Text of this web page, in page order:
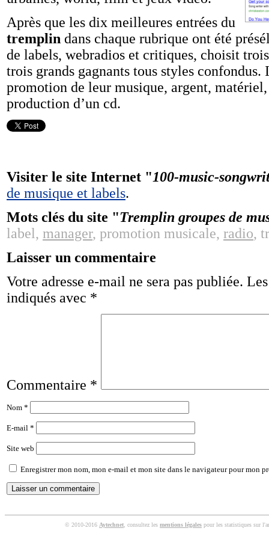
Après que les dix meilleures entrées du
tremplin dans chaque rubrique ont été
de labels, webradios et critiques, choisit
trois grands gagnants tous styles
promotion de leur musique, argent,
production d’un cd.
Visiter le site Internet "100-music-
de musique et labels.
Mots clés du site "Tremplin groupes de
label, manager, promotion musicale, radio,
Laisser un commentaire
Votre adresse e-mail ne sera pas publiée.
indiqués avec *
Commentaire *
Nom *
E-mail *
Site web
Enregistrer mon nom, mon e-mail et mon site dans le navigateur pour mon
© 2010-2016 Aytechnet , consultez les mentions légales pour les statistiques sur